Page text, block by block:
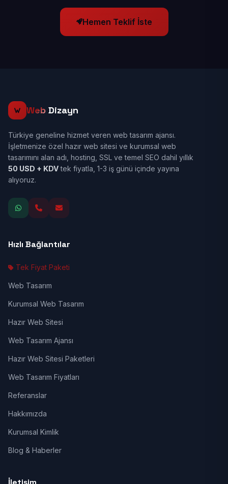
Hemen Teklif İste
Web Dizayn
Türkiye geneline hizmet veren web tasarım ajansı.
İşletmenize özel hazır web sitesi ve kurumsal web
tasarımını alan adı, hosting, SSL ve temel SEO dahil yıllık
50 USD + KDVtek fiyatla, 1-3 iş günü içinde yayına
alıyoruz.
Hızlı Bağlantılar
Tek Fiyat Paketi
Web Tasarım
Kurumsal Web Tasarım
Hazır Web Sitesi
Web Tasarım Ajansı
Hazır Web Sitesi Paketleri
Web Tasarım Fiyatları
Referanslar
Hakkımızda
Kurumsal Kimlik
Blog & Haberler